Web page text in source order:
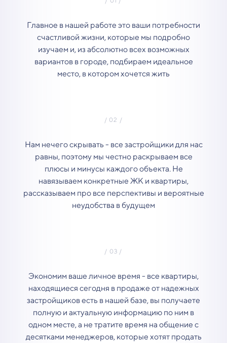
Главное в нашей работе это ваши потребности
счастливой жизни, которые мы подробно
изучаем и, из абсолютно всех возможных
вариантов в городе, подбираем идеальное
место, в котором хочется жить
Нам нечего скрывать - все застройщики для нас
равны, поэтому мы честно раскрываем все
плюсы и минусы каждого объекта. Не
навязываем конкретные ЖК и квартиры,
рассказываем про все перспективы и вероятные
неудобства в будущем
Экономим ваше личное время - все квартиры,
находящиеся сегодня в продаже от надежных
застройщиков есть в нашей базе, вы получаете
полную и актуальную информацию по ним в
одном месте, а не тратите время на общение с
десятками менеджеров, которые хотят продать